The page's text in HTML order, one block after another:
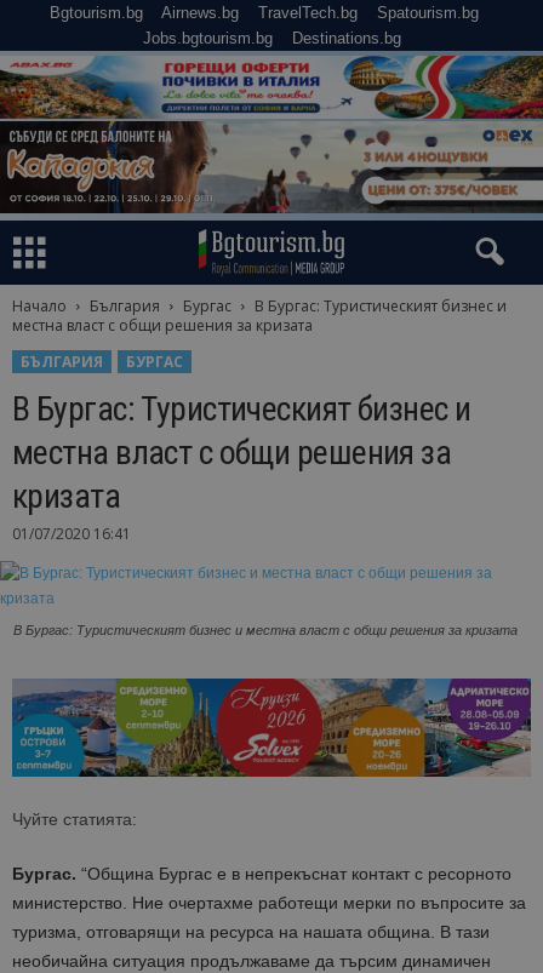
Bgtourism.bg Airnews.bg TravelTech.bg
Spatourism.bg
Jobs.bgtourism.bg
Destinations.bg
Начало България Бургас
В Бургас: Туристическият бизнес и
местна власт с общи решения за кризата
БЪЛГАРИЯ
БУРГАС
В Бургас: Туристическият бизнес и
местна власт с общи решения за
кризата
01/07/2020 16:41
В Бургас: Туристическият бизнес и местна власт с общи решения за кризата
Чуйте статията:
Бургас. “Община Бургас е в непрекъснат контакт с ресорното
министерство. Ние очертахме работещи мерки по въпросите за
туризма, отговарящи на ресурса на нашата община. В тази
необичайна ситуация продължаваме да търсим динамичен